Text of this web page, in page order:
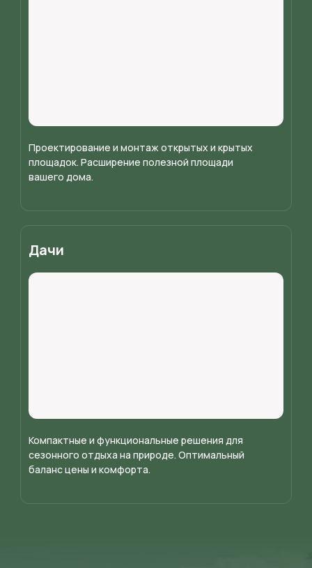
Проектирование и монтаж открытых и крытых
площадок. Расширение полезной площади
вашего дома.
Компактные и функциональные решения для
сезонного отдыха на природе. Оптимальный
баланс цены и комфорта.
Дачи